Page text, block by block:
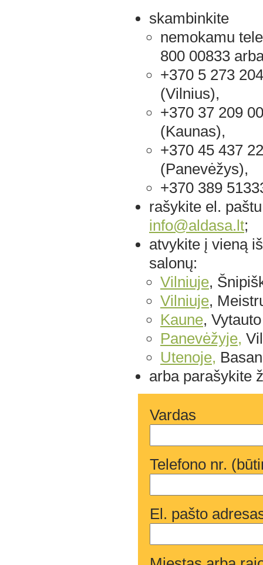
skambinkite
nemokamu
800 00833
+370 5 273
(Vilnius),
+370 37 209
(Kaunas),
+370 45 437
(Panevėžys),
+370 389
rašykite el. paštu
info@aldasa.lt;
atvykite į vieną
salonų:
Vilniuje,
Vilniuje,
Kaune,
Panevėžyje,
Utenoje,
arba parašykite
Vardas
Telefono nr.
El. pašto